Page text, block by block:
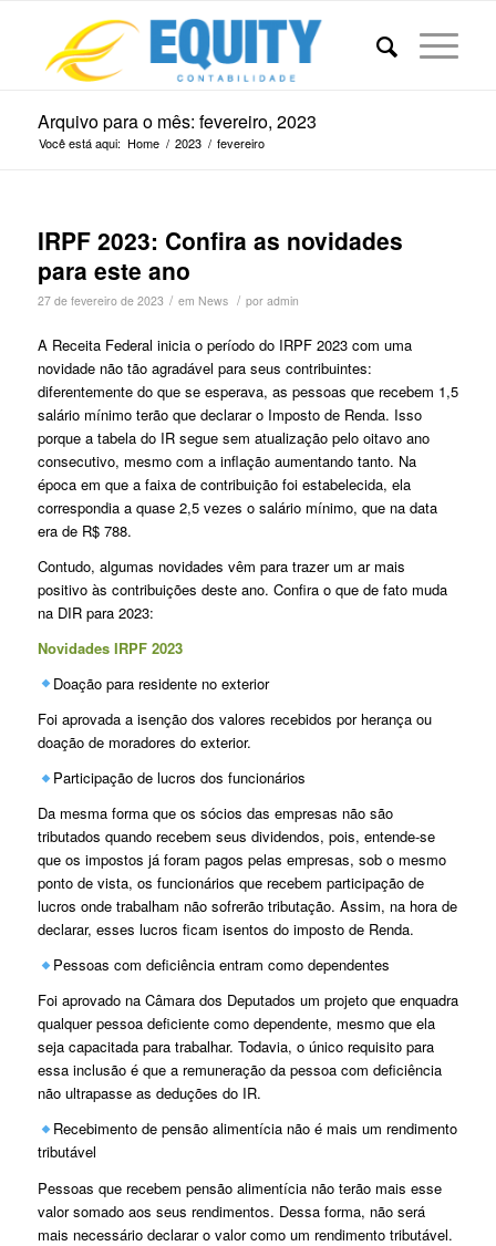
Arquivo para o mês: fevereiro, 2023
Você está aqui: Home / 2023 / fevereiro
IRPF 2023: Confira as novidades
para este ano
27 de fevereiro de 2023 / em News / por admin
A Receita Federal inicia o período do IRPF 2023 com uma
novidade não tão agradável para seus contribuintes:
diferentemente do que se esperava, as pessoas que recebem 1,5
salário mínimo terão que declarar o Imposto de Renda. Isso
porque a tabela do IR segue sem atualização pelo oitavo ano
consecutivo, mesmo com a inflação aumentando tanto. Na
época em que a faixa de contribuição foi estabelecida, ela
correspondia a quase 2,5 vezes o salário mínimo, que na data
era de R$ 788.
Contudo, algumas novidades vêm para trazer um ar mais
positivo às contribuições deste ano. Confira o que de fato muda
na DIR para 2023:
Novidades IRPF 2023
Doação para residente no exterior
Foi aprovada a isenção dos valores recebidos por herança ou
doação de moradores do exterior.
Participação de lucros dos funcionários
Da mesma forma que os sócios das empresas não são
tributados quando recebem seus dividendos, pois, entende-se
que os impostos já foram pagos pelas empresas, sob o mesmo
ponto de vista, os funcionários que recebem participação de
lucros onde trabalham não sofrerão tributação. Assim, na hora de
declarar, esses lucros ficam isentos do imposto de Renda.
Pessoas com deficiência entram como dependentes
Foi aprovado na Câmara dos Deputados um projeto que enquadra
qualquer pessoa deficiente como dependente, mesmo que ela
seja capacitada para trabalhar. Todavia, o único requisito para
essa inclusão é que a remuneração da pessoa com deficiência
não ultrapasse as deduções do IR.
Recebimento de pensão alimentícia não é mais um rendimento
tributável
Pessoas que recebem pensão alimentícia não terão mais esse
valor somado aos seus rendimentos. Dessa forma, não será
mais necessário declarar o valor como um rendimento tributável.